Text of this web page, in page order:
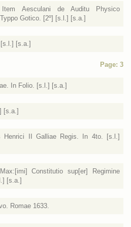
Item Aesculani de Auditu Physico
Gotico. [2º] [s.l.] [s.a.]
[s.a.]
Page: 3
In Folio. [s.l.] [s.a.]
[s.a.]
Henrici II Galliae Regis. In 4to. [s.l.]
Constitutio sup[er] Regimine
[s.a.]
Romae 1633.